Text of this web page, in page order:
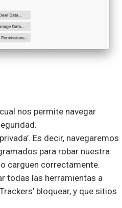
nos permite navegar
Es decir, navegaremos
para robar nuestra
carguen correctamente.
todas las herramientas a
bloquear, y que sitios